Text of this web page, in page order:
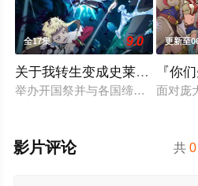
全17集 9.0
关于我转生变成史莱姆这档事
举办开国祭并与各国缔结邦交的
更新至
『你
面对庞
共0
影片评论